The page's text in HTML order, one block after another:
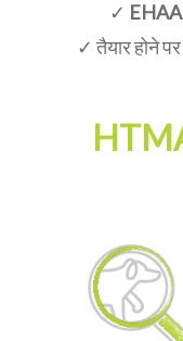
✓
✓ तैयार होने